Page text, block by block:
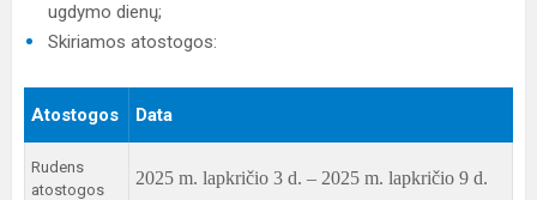
ugdymo dienų;
Skiriamos atostogos:
Atostogos Data
Rudens
atostogos
2025 m. lapkričio 3 d. – 2025 m. lapkričio 9 d.